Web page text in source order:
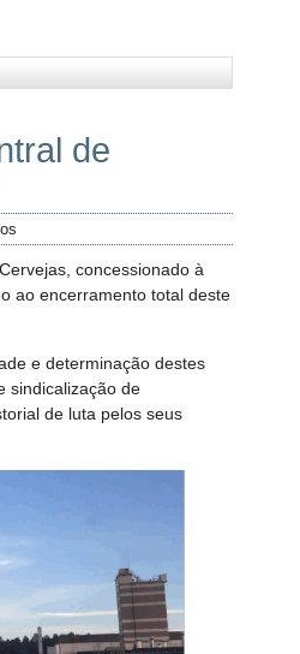
de
concessionado à
ao encerramento total deste
e determinação destes
sindicalização de
de luta pelos seus